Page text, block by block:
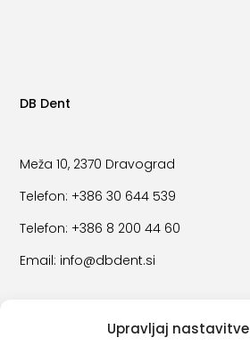
Upravljaj nastavitve
DB Dent
Meža 10, 2370 Dravograd
Telefon: +386 30 644 539
Telefon: +386 8 200 44 60
Email: info@dbdent.si
Häufig gestellte Fragen